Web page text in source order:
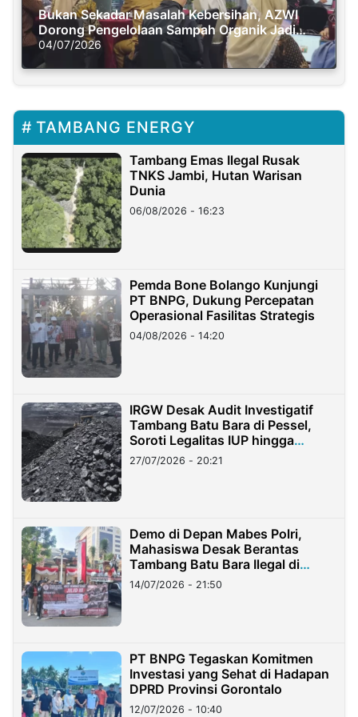
Bukan Sekadar Masalah Kebersihan, AZWI
Dorong Pengelolaan Sampah Organik Jadi
Solusi Krisis Iklim
04/07/2026
TAMBANG ENERGY
Tambang Emas Ilegal Rusak
TNKS Jambi, Hutan Warisan
Dunia
06/08/2026 - 16:23
Pemda Bone Bolango Kunjungi
PT BNPG, Dukung Percepatan
Operasional Fasilitas Strategis
04/08/2026 - 14:20
IRGW Desak Audit Investigatif
Tambang Batu Bara di Pessel,
Soroti Legalitas IUP hingga
Stockpile
27/07/2026 - 20:21
Demo di Depan Mabes Polri,
Mahasiswa Desak Berantas
Tambang Batu Bara Ilegal di
Lampung
14/07/2026 - 21:50
PT BNPG Tegaskan Komitmen
Investasi yang Sehat di Hadapan
DPRD Provinsi Gorontalo
12/07/2026 - 10:40